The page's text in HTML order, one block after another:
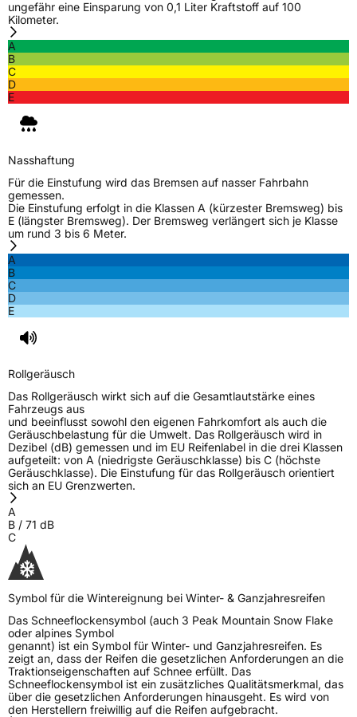
ungefähr eine Einsparung von 0,1 Liter Kraftstoff auf 100
Kilometer.
A
B
C
D
E
Nasshaftung
Für die Einstufung wird das Bremsen auf nasser Fahrbahn
gemessen.
Die Einstufung erfolgt in die Klassen A (kürzester Bremsweg) bis
E (längster Bremsweg). Der Bremsweg verlängert sich je Klasse
um rund 3 bis 6 Meter.
A
B
C
D
E
Rollgeräusch
Das Rollgeräusch wirkt sich auf die Gesamtlautstärke eines
Fahrzeugs aus
und beeinflusst sowohl den eigenen Fahrkomfort als auch die
Geräuschbelastung für die Umwelt. Das Rollgeräusch wird in
Dezibel (dB) gemessen und im EU Reifenlabel in die drei Klassen
aufgeteilt: von A (niedrigste Geräuschklasse) bis C (höchste
Geräuschklasse). Die Einstufung für das Rollgeräusch orientiert
sich an EU Grenzwerten.
A
B / 71 dB
C
Symbol für die Wintereignung bei Winter- & Ganzjahresreifen
Das Schneeflockensymbol (auch 3 Peak Mountain Snow Flake
oder alpines Symbol
genannt) ist ein Symbol für Winter- und Ganzjahresreifen. Es
zeigt an, dass der Reifen die gesetzlichen Anforderungen an die
Traktionseigenschaften auf Schnee erfüllt. Das
Schneeflockensymbol ist ein zusätzliches Qualitätsmerkmal, das
über die gesetzlichen Anforderungen hinausgeht. Es wird von
den Herstellern freiwillig auf die Reifen aufgebracht.